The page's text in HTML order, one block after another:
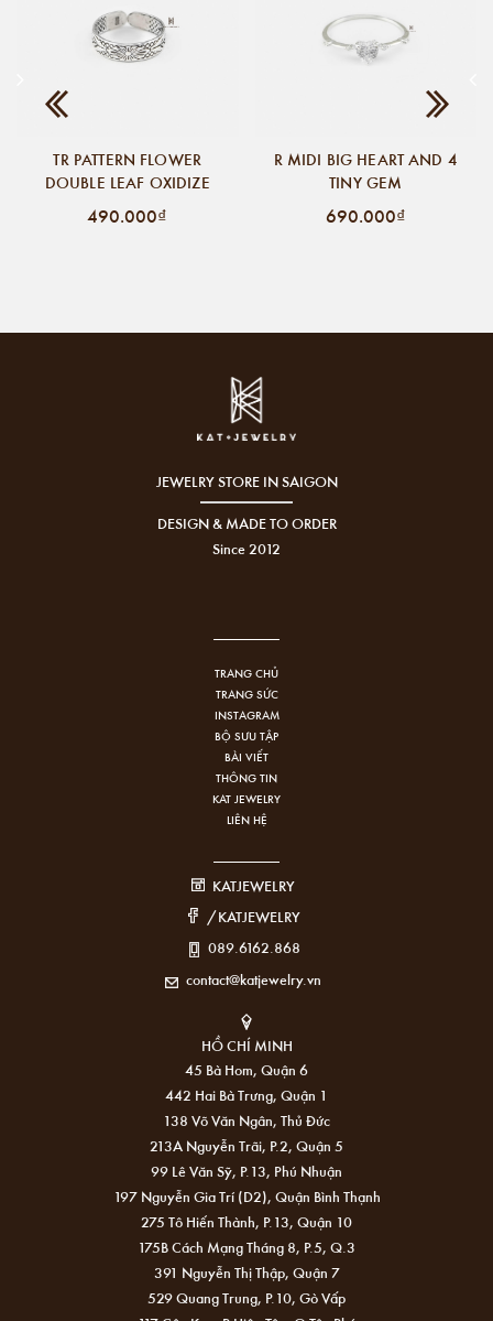
TR PATTERN FLOWER
DOUBLE LEAF OXIDIZE
490.000₫
R MIDI BIG HEART AND 4
TINY GEM
690.000₫
JEWELRY STORE IN SAIGON
DESIGN & MADE TO ORDER
Since 2012
TRANG CHỦ
TRANG SỨC
INSTAGRAM
BỘ SƯU TẬP
BÀI VIẾT
THÔNG TIN
KAT JEWELRY
LIÊN HỆ
KATJEWELRY
/KATJEWELRY
089.6162.868
contact@katjewelry.vn
HỒ CHÍ MINH
45 Bà Hom, Quận 6
442 Hai Bà Trưng, Quận 1
138 Võ Văn Ngân, Thủ Đức
213A Nguyễn Trãi, P.2, Quận 5
99 Lê Văn Sỹ, P.13, Phú Nhuận
197 Nguyễn Gia Trí (D2), Quận Bình Thạnh
275 Tô Hiến Thành, P.13, Quận 10
175B Cách Mạng Tháng 8, P.5, Q.3
391 Nguyễn Thị Thập, Quận 7
529 Quang Trung, P.10, Gò Vấp